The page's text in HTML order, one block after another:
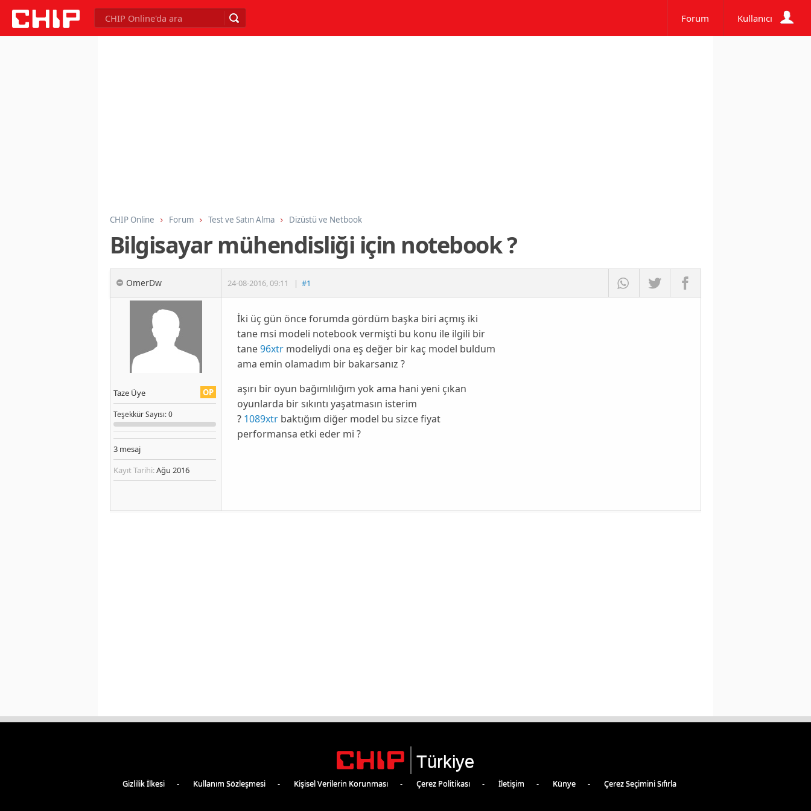
Forum Kullanıcı
CHIP Online Forum Test ve Satın Alma Dizüstü ve Netbook
Bilgisayar mühendisliği için notebook ?
OmerDw 24-08-2016,09:11 | #1
OP
Taze Üye
TeşekkürSayısı: 0
3 mesaj
Kayıt Tarihi:Ağu 2016
İki üç gün önce forumda gördüm başka biri açmış iki
tane msi modeli notebook vermişti bu konu ile ilgili bir
tane96xtrmodeliydi ona eş değer bir kaç model buldum
ama emin olamadım bir bakarsanız ?
aşırı bir oyun bağımlılığım yok ama hani yeni çıkan
oyunlarda bir sıkıntı yaşatmasın isterim
? 1089xtrbaktığım diğer model bu sizce fiyat
performansa etki eder mi ?
Türkiye
Gizlilik İlkesi Kullanım Sözleşmesi Kişisel Verilerin Korunması Çerez Politikası İletişim Künye Çerez Seçimini Sıfırla